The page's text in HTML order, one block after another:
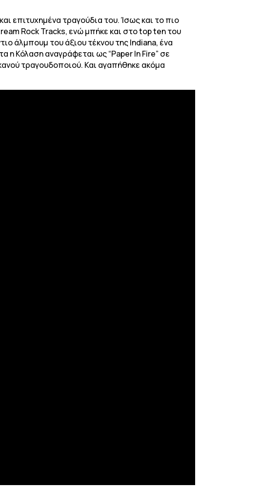
επιτυχημένα τραγούδια του. Ίσως και το πιο
Rock Tracks, ενώ μπήκε και στο top ten του
άλμπουμ του άξιου τέκνου της Indiana, ένα
η Κόλαση αναγράφεται ως “Paper In Fire” σε
τραγουδοποιού. Και αγαπήθηκε ακόμα